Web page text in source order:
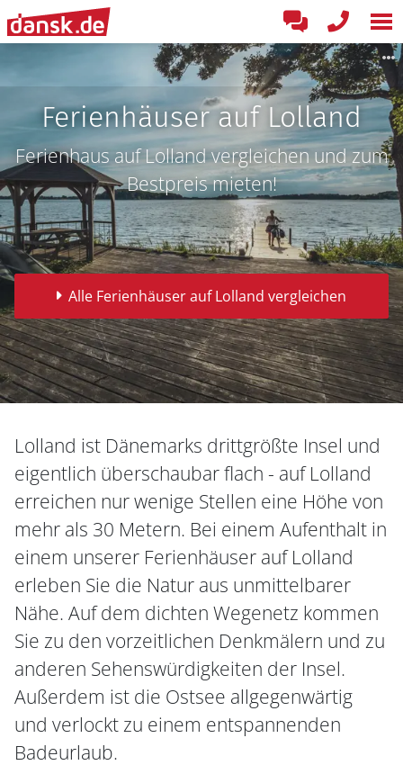
Ferienhäuser auf Lolland
Ferienhaus auf Lolland vergleichen und zum
Bestpreis mieten!
Alle Ferienhäuser auf Lolland vergleichen
Lolland ist Dänemarks drittgrößte Insel und
eigentlich überschaubar flach - auf Lolland
erreichen nur wenige Stellen eine Höhe von
mehr als 30 Metern. Bei einem Aufenthalt in
einem unserer Ferienhäuser auf Lolland
erleben Sie die Natur aus unmittelbarer
Nähe. Auf dem dichten Wegenetz kommen
Sie zu den vorzeitlichen Denkmälern und zu
anderen Sehenswürdigkeiten der Insel.
Außerdem ist die Ostsee allgegenwärtig
und verlockt zu einem entspannenden
Badeurlaub.